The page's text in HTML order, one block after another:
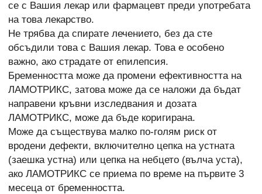
се с Вашия лекар или фармацевт преди употребата
на това лекарство.
Не трябва да спирате лечението, без да сте
обсъдили това с Вашия лекар. Това е особено
важно, ако страдате от епилепсия.
Бременността може да промени ефективността на
ЛАМОТРИКС, затова може да се наложи да бъдат
направени кръвни изследвания и дозата
ЛАМОТРИКС, може да бъде коригирана.
Може да съществува малко по-голям риск от
вродени дефекти, включително цепка на устната
(заешка устна) или цепка на небцето (вълча уста),
ако ЛАМОТРИКС се приема по време на първите 3
месеца от бременността.